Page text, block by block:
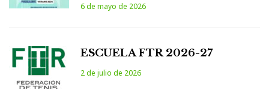
6 de mayo de 2026
ESCUELA FTR 2026-27
2 de julio de 2026